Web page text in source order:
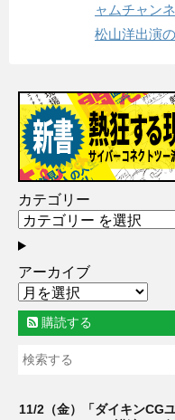
ャムチャン
松山洋出演
カテゴリー
アーカイブ
購読する
11/2（金）「ダイキンCG